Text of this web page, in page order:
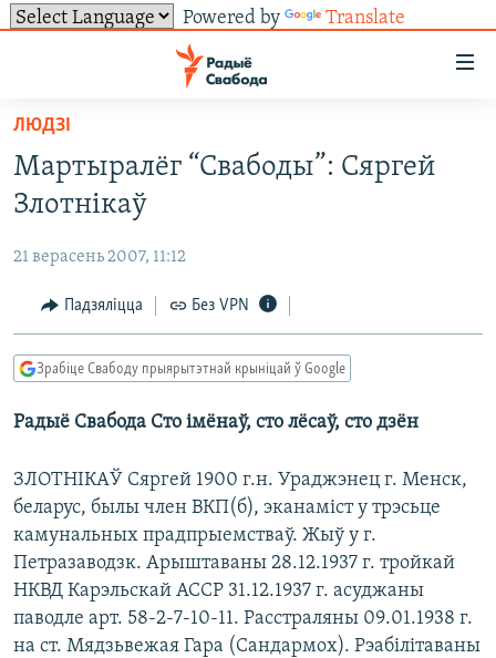
Powered by Translate
ўнівэрсальнага
доступу
Перайсьці
да
галоўнага
Перайсьці
Перайсьці
пошуку
УСЕ НАВІНЫ
ЛЮДЗІ
ПАЛІТЫКА
ВАЙНА
БЕЛАРУСЫ НА ВАЙНЕ
ПАЛІТВЯЗЬНІ
КУЛЬТУРА
КАЛЯНДАР
ТОЛЬКІ НА СВАБОДЗЕ
БЛОГІ
ГІСТОРЫЯ НА СВАБОДЗЕ
КНІГІ
АЎДЫЁКНІГІ
МОВА
НА ХВАЛЯХ СВАБОДЫ
АБЫСЬЦІ БЛЯКАВАНЬНЕ
ПАДЗЯЛІЦЦА ІНФАРМАЦЫЯЙ
ПАДПІСАЦЦА
RSS
FACEBOOK
TWITTER
Усе сайты РС/РСЭ
ЛЮДЗІ
Мартыралёг “Свабоды”: Сяргей
Злотнікаў
21 верасень 2007, 11:12
Падзяліцца Без VPN
Зрабіце Свабоду прыярытэтнай крыніцай ў Google
Радыё Свабода Сто імёнаў, сто лёсаў, сто дзён
ЗЛОТНІКАЎ Сяргей 1900 г.н. Ураджэнец г. Менск,
беларус, былы член ВКП(б), эканаміст у трэсьце
камунальных прадпрыемстваў. Жыў у г.
Петразаводзк. Арыштаваны 28.12.1937 г. тройкай
НКВД Карэльскай АССР 31.12.1937 г. асуджаны
паводле арт. 58-2-7-10-11. Расстраляны 09.01.1938 г.
на ст. Мядзьвежая Гара (Сандармох). Рэабілітаваны